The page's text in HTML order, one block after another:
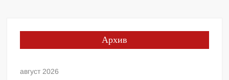
Архив
август 2026